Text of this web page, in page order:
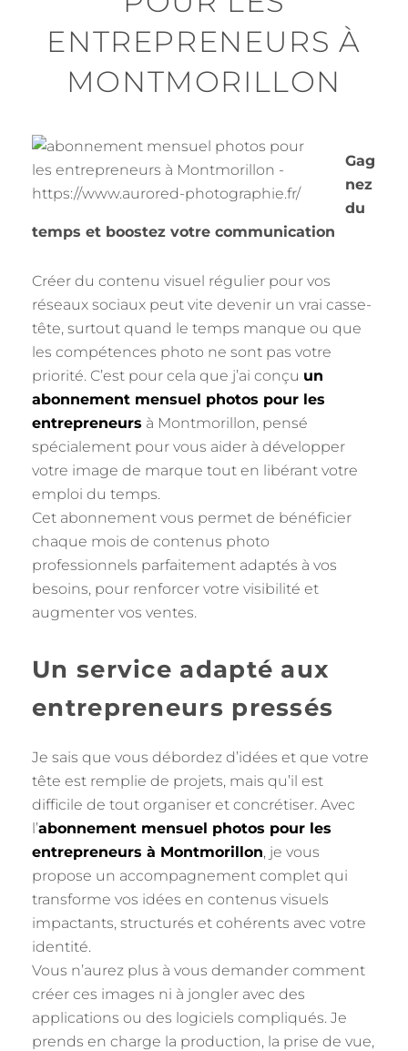
ENTREPRENEURS À
MONTMORILLON
Gag
nez
du
temps et boostez votre communication
Créer du contenu visuel régulier pour vos
réseaux sociaux peut vite devenir un vrai casse-
tête, surtout quand le temps manque ou que
les compétences photo ne sont pas votre
priorité. C’est pour cela que j’ai conçu un
abonnement mensuel photos pour les
entrepreneurs à Montmorillon, pensé
spécialement pour vous aider à développer
votre image de marque tout en libérant votre
emploi du temps.
Cet abonnement vous permet de bénéficier
chaque mois de contenus photo
professionnels parfaitement adaptés à vos
besoins, pour renforcer votre visibilité et
augmenter vos ventes.
Un service adapté aux
entrepreneurs pressés
Je sais que vous débordez d’idées et que votre
tête est remplie de projets, mais qu’il est
difficile de tout organiser et concrétiser. Avec
l’abonnement mensuel photos pour les
entrepreneurs à Montmorillon, je vous
propose un accompagnement complet qui
transforme vos idées en contenus visuels
impactants, structurés et cohérents avec votre
identité.
Vous n’aurez plus à vous demander comment
créer ces images ni à jongler avec des
applications ou des logiciels compliqués. Je
prends en charge la production, la prise de vue,